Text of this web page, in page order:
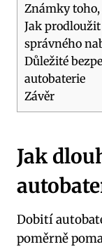
Známky
Jak
správného
Důležité
autobaterie
Závěr
Jak
Dobití
poměrně